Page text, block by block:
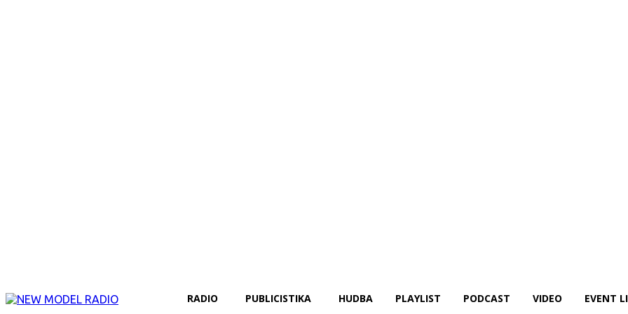
RADIO PUBLICISTIKA HUDBA PLAYLIST PODCAST VIDEO EVENT